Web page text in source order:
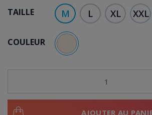
COULEUR BEIGE
TAILLE M L XL XXL
AJOUTER AU